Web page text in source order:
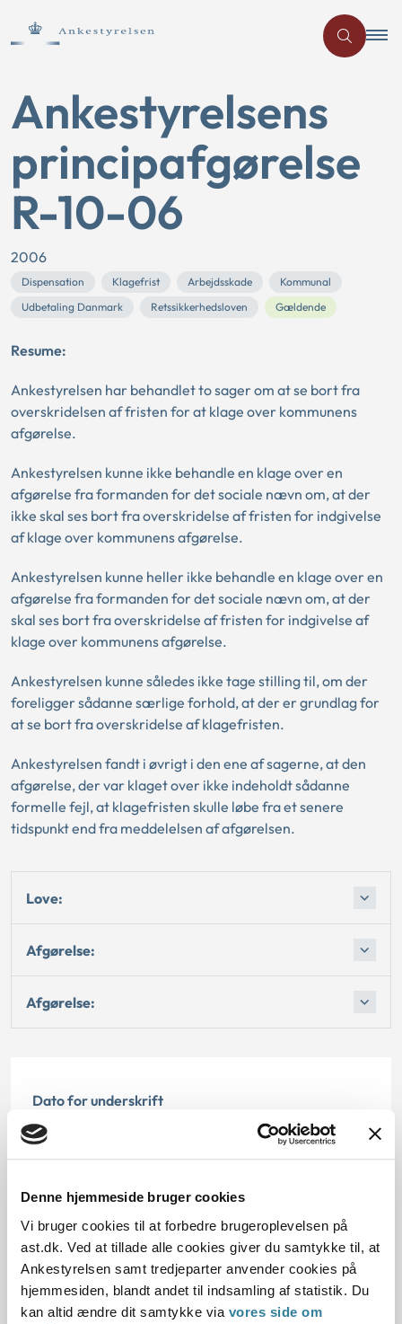
Denne hjemmeside bruger cookies
Vi bruger cookies til at forbedre brugeroplevelsen på
ast.dk. Ved at tillade alle cookies giver du samtykke til, at
Ankestyrelsen samt tredjeparter anvender cookies på
hjemmesiden, blandt andet til indsamling af statistik. Du
kan altid ændre dit samtykke via vores side om
Ankestyrelsens
principafgørelse
R-10-06
2006
Dispensation Klagefrist Arbejdsskade
Kommunal
Udbetaling Danmark
Retssikkerhedsloven Gældende
Resume:
Ankestyrelsen har behandlet to sager om at se bort fra
overskridelsen af fristen for at klage over kommunens
afgørelse.
Ankestyrelsen kunne ikke behandle en klage over en
afgørelse fra formanden for det sociale nævn om, at der
ikke skal ses bort fra overskridelse af fristen for indgivelse
af klage over kommunens afgørelse.
Ankestyrelsen kunne heller ikke behandle en klage over en
afgørelse fra formanden for det sociale nævn om, at der
skal ses bort fra overskridelse af fristen for indgivelse af
klage over kommunens afgørelse.
Ankestyrelsen kunne således ikke tage stilling til, om der
foreligger sådanne særlige forhold, at der er grundlag for
at se bort fra overskridelse af klagefristen.
Ankestyrelsen fandt i øvrigt i den ene af sagerne, at den
afgørelse, der var klaget over ikke indeholdt sådanne
formelle fejl, at klagefristen skulle løbe fra et senere
tidspunkt end fra meddelelsen af afgørelsen.
Love:
Afgørelse:
Afgørelse:
Dato for underskrift
23.08.2006
11.07.2013
§ 67